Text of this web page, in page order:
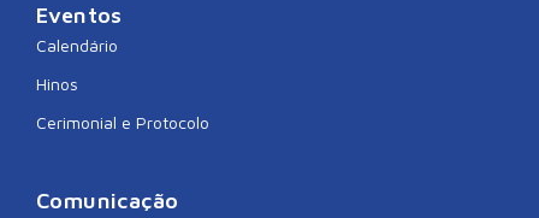
Eventos
Calendário
Hinos
Cerimonial e Protocolo
Comunicação